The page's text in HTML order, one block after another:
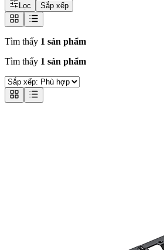
Lọc Sắp xếp
Tìm thấy 1 sản phẩm
Tìm thấy 1 sản phẩm